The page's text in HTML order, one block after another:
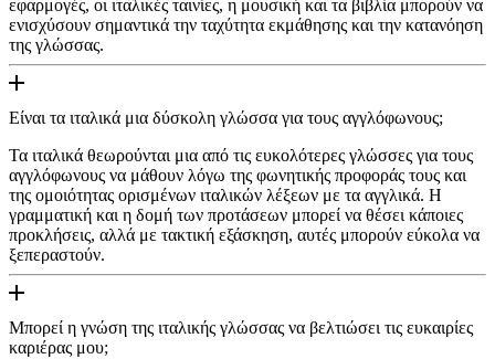
εφαρμογές, οι ιταλικές ταινίες, η μουσική και τα βιβλία μπορούν να
ενισχύσουν σημαντικά την ταχύτητα εκμάθησης και την κατανόηση
της γλώσσας.
Είναι τα ιταλικά μια δύσκολη γλώσσα για τους αγγλόφωνους;
Τα ιταλικά θεωρούνται μια από τις ευκολότερες γλώσσες για τους
αγγλόφωνους να μάθουν λόγω της φωνητικής προφοράς τους και
της ομοιότητας ορισμένων ιταλικών λέξεων με τα αγγλικά. Η
γραμματική και η δομή των προτάσεων μπορεί να θέσει κάποιες
προκλήσεις, αλλά με τακτική εξάσκηση, αυτές μπορούν εύκολα να
ξεπεραστούν.
Μπορεί η γνώση της ιταλικής γλώσσας να βελτιώσει τις ευκαιρίες
καριέρας μου;